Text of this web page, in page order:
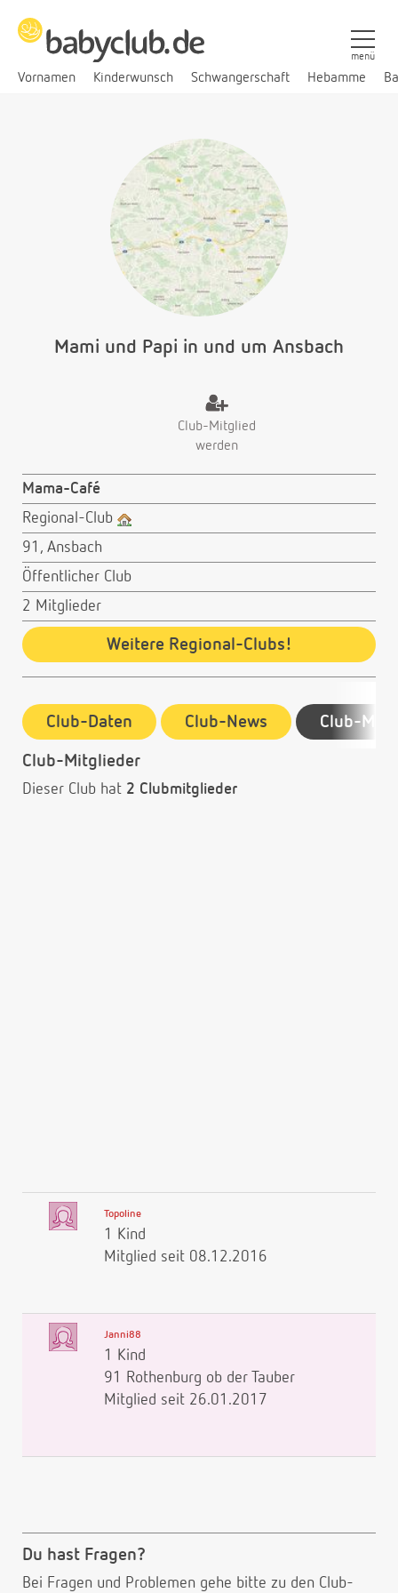
Vornamen Kinderwunsch Schwangerschaft Hebamme
menü
Mami und Papi in und um Ansbach
Club-Mitglied
werden
Mama-Café
Regional-Club
91, Ansbach
Öffentlicher Club
2 Mitglieder
Weitere Regional-Clubs!
Club-Daten Club-News Club-
Club-Mitglieder
Dieser Club hat 2 Clubmitglieder
Topoline
1 Kind
Mitglied seit 08.12.2016
Janni88
1 Kind
91 Rothenburg ob der Tauber
Mitglied seit 26.01.2017
Du hast Fragen?
Bei Fragen und Problemen gehe bitte zu den Club-